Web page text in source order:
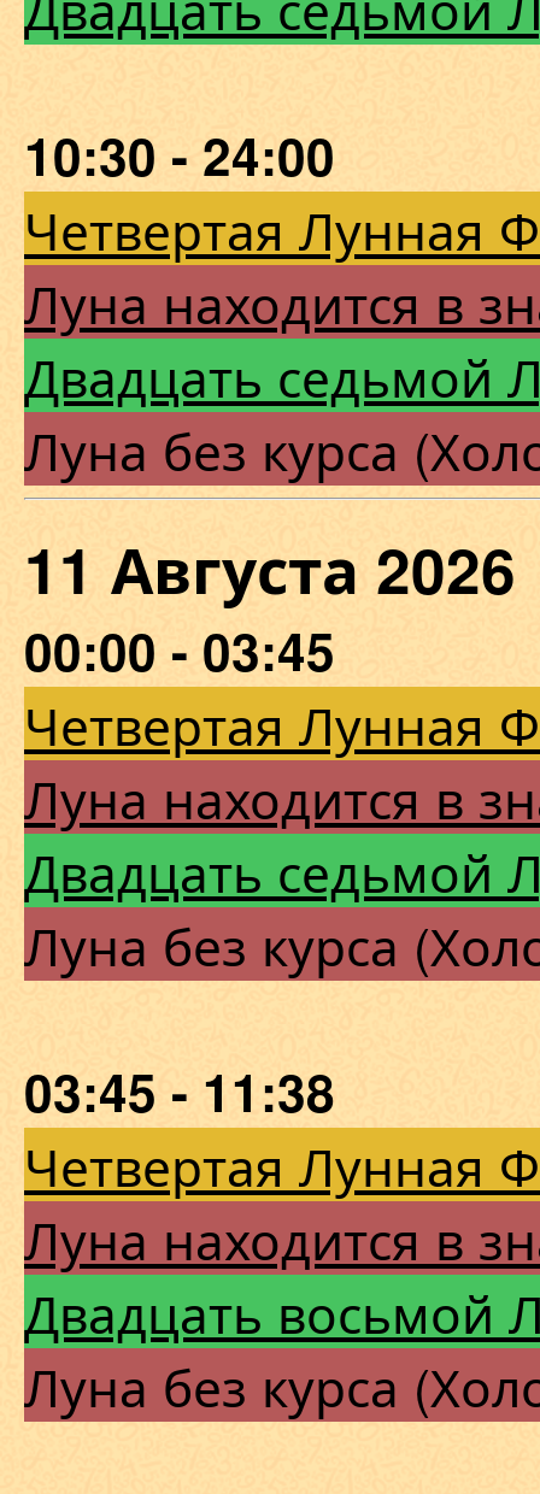
10:30 - 24:00
Четвертая Лунная
Луна находится в
Двадцать седьмой
Луна без курса
11 Августа
00:00 - 03:45
Четвертая Лунная
Луна находится в
Двадцать седьмой
Луна без курса
03:45 - 11:38
Четвертая Лунная
Луна находится в
Двадцать восьмой
Луна без курса